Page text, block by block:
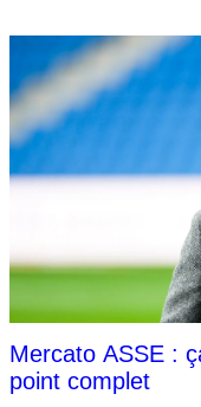
Mercato ASSE :
point complet